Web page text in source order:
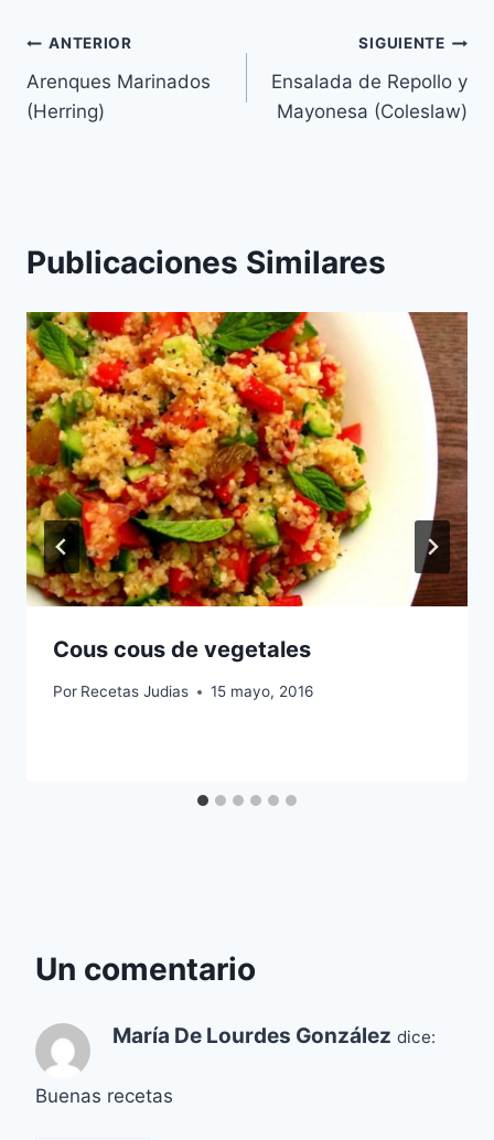
Navegación
de
ANTERIOR
Arenques Marinados
(Herring)
SIGUIENTE
Ensalada de Repollo y
Mayonesa (Coleslaw)
Publicaciones Similares
Cous cous de vegetales
Por Recetas Judias 15 mayo, 2016
Un comentario
María De Lourdes González dice:
Buenas recetas